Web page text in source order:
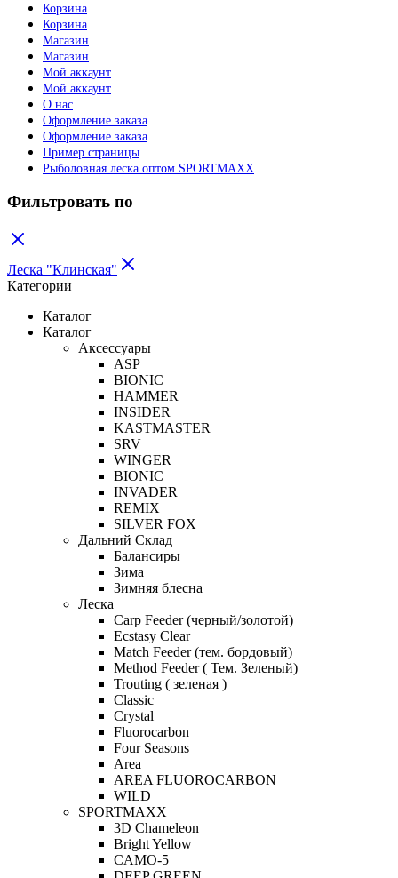
Корзина
Корзина
Магазин
Магазин
Мой аккаунт
Мой аккаунт
О нас
Оформление заказа
Оформление заказа
Пример страницы
Рыболовная леска оптом SPORTMAXX
Фильтровать по
Леска "Клинская"
Категории
Каталог
Каталог
Аксессуары
ASP
BIONIC
HAMMER
INSIDER
KASTMASTER
SRV
WINGER
BIONIC
INVADER
REMIX
SILVER FOX
Дальний Склад
Балансиры
Зима
Зимняя блесна
Леска
Carp Feeder (черный/золотой)
Ecstasy Clear
Match Feeder (тем. бордовый)
Method Feeder ( Тем. Зеленый)
Trouting ( зеленая )
Classic
Crystal
Fluorocarbon
Four Seasons
Area
AREA FLUOROCARBON
WILD
SPORTMAXX
3D Chameleon
Bright Yellow
CAMO-5